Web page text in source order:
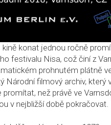
konat jednou ročně
festivalu Nisa, což činí z
prohnutém plátně
filmový archiv, který
než právě ve
v nejbližší době pokračovat.